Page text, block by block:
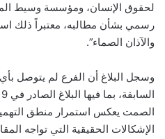
لحقوق الإنسان، ومؤسسة وسيط
رسمي بشأن مطالبه، معتبراً ذلك
والآذان الصماء”.
وسجل البلاغ أن الفرع لم يتوصل
الصمت يعكس استمرار منطق
الإشكالات الحقيقية التي تواجه